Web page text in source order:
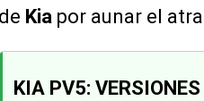
de Kia por aunar el
KIA PV5: